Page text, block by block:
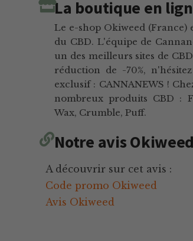
La boutique en
Le e-shop Okiweed (France)
du CBD. L'équipe de
un des meilleurs sites de
réduction de -70%,
exclusif : CANNANEWS !
nombreux produits CBD :
Wax, Crumble, Puff.
Notre avis Okiweed
A découvrir sur cet avis :
Code promo Okiweed
Avis Okiweed